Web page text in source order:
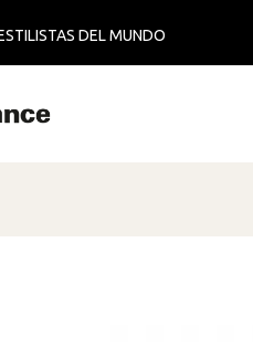
DEL MUNDO